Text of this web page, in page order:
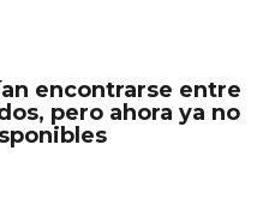
encontrarse entre
pero ahora ya no